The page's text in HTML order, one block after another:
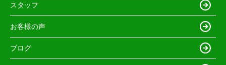
スタッフ
お客様の声
ブログ